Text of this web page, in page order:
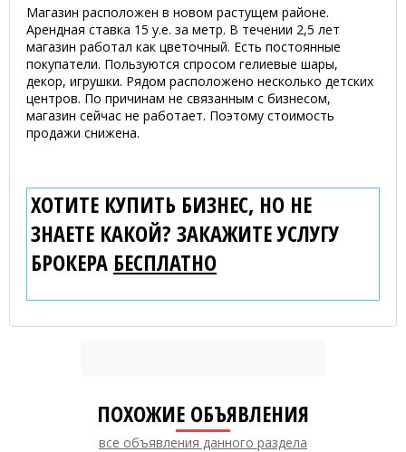
Магазин расположен в новом растущем районе.
Арендная ставка 15 у.е. за метр. В течении 2,5 лет
магазин работал как цветочный. Есть постоянные
покупатели. Пользуются спросом гелиевые шары,
декор, игрушки. Рядом расположено несколько детских
центров. По причинам не связанным с бизнесом,
магазин сейчас не работает. Поэтому стоимость
продажи снижена.
ХОТИТЕ КУПИТЬ БИЗНЕС, НО НЕ
ЗНАЕТЕ КАКОЙ? ЗАКАЖИТЕ УСЛУГУ
БРОКЕРА БЕСПЛАТНО
ПОХОЖИЕ ОБЪЯВЛЕНИЯ
все объявления данного раздела